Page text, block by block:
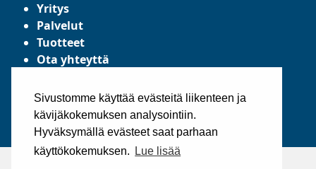
Sivustomme käyttää evästeitä liikenteen ja
kävijäkokemuksen analysointiin.
Hyväksymällä evästeet saat parhaan
käyttökokemuksen.
Lue lisää
Yritys
Palvelut
Tuotteet
Ota yhteyttä
Yleiset toimitusehdot